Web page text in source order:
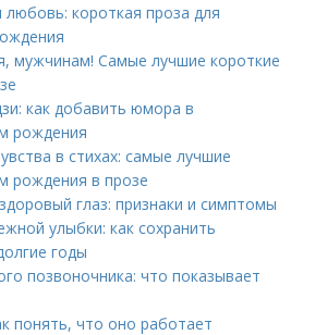
любовь: короткая проза для
мужчинам! Самые лучшие короткие
как добавить юмора в
рождения
в стихах: самые лучшие
рождения в прозе
глаз: признаки и симптомы
улыбки: как сохранить
годы
позвоночника: что показывает
понять, что оно работает